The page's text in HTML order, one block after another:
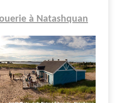
à Natashquan